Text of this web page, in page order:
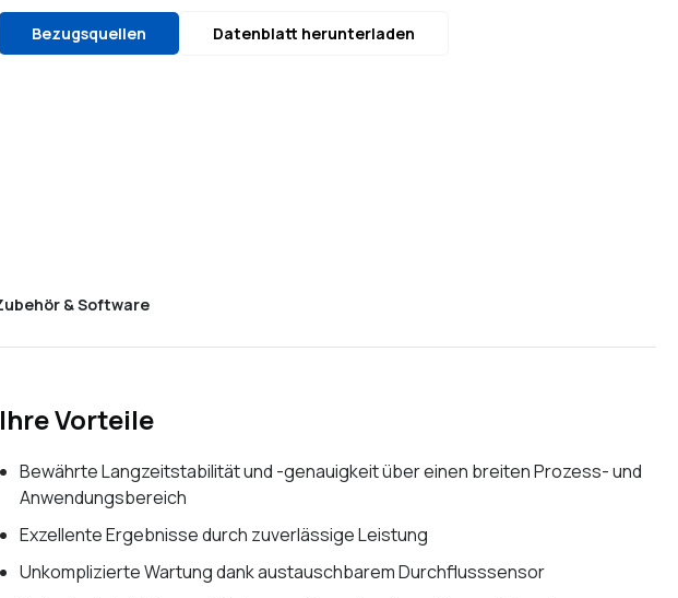
Bezugsquellen Datenblatt herunterladen
& Software
Ihre Vorteile
Bewährte Langzeitstabilität und -genauigkeit über einen breiten Prozess- und
Anwendungsbereich
Exzellente Ergebnisse durch zuverlässige Leistung
Unkomplizierte Wartung dank austauschbarem Durchflusssensor